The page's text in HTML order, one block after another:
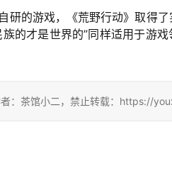
研的游戏，《荒野行动》取得
族的才是世界的”同样适用于游
：茶馆小二，禁止转载：https://